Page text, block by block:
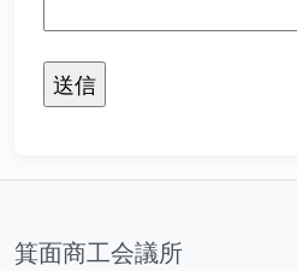
箕面商工会議所